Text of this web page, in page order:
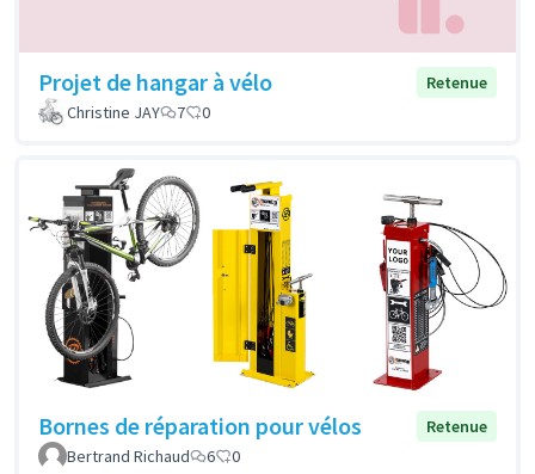
Projet de hangar à vélo
Retenue
Christine JAY
7 0
Bornes de réparation pour vélos
Retenue
Bertrand Richaud
6 0